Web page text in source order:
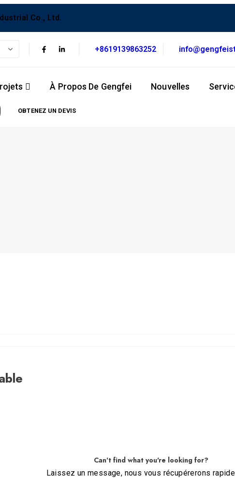
Co., Ltd.
+8619139863252
À Propos De Gengfei Nouvelles
OBTENEZ UN DEVIS
Can't find what you're looking for?
Laissez un message, nous vous récupérerons